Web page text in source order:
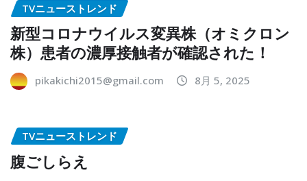
TVニューストレンド
新型コロナウイルス変異株（オミクロン
株）患者の濃厚接触者が確認された！
pikakichi2015@gmail.com 8月 5, 2025
TVニューストレンド
腹ごしらえ